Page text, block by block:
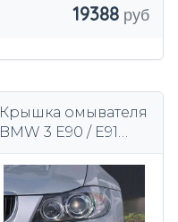
19388
Крышка омывателя
BMW 3 E90 / E91